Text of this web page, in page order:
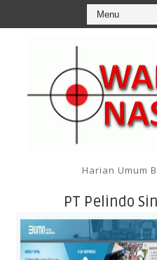
Harian Umum
PT Pelindo